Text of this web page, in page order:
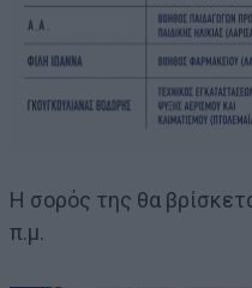
Η σορός της θα
π.μ.